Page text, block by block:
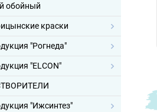
обойный
краски
"Рогнеда"
"ELCON"
"Ижсинтез"